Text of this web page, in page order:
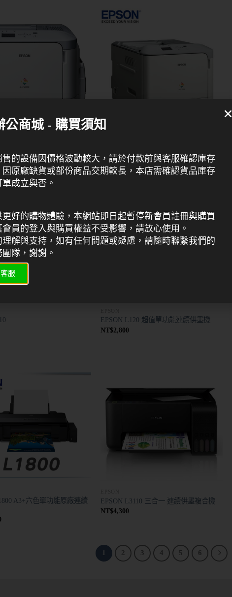
NT$28,500
EPSON L120 超值單功能連續供墨機
NT$2,800
A3+六色單功能原廠連續
EPSON L3110 三合一 連續供墨複合機
NT$4,300
1 2 3 4 5 6
公商城 - 購買須知
售的設備因價格波動較大，請於付款前與客服確認庫存
因原廠缺貨或部份商品交期較長，本店需確認貨品庫存
成立與否。
好的購物體驗，本網站即日起暫停新會員註冊與購買
員的登入與購買權益不受影響，請放心使用。
理解與支持，如有任何問題或疑慮，請隨時聯繫我們的
隊，謝謝。
服